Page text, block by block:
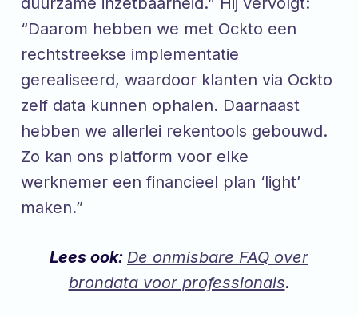
“Daarom hebben we met Ockto een
rechtstreekse implementatie
gerealiseerd, waardoor klanten via Ockto
zelf data kunnen ophalen. Daarnaast
hebben we allerlei rekentools gebouwd.
Zo kan ons platform voor elke
werknemer een financieel plan ‘light’
maken.”
Lees ook: De onmisbare FAQ over
brondata voor professionals.